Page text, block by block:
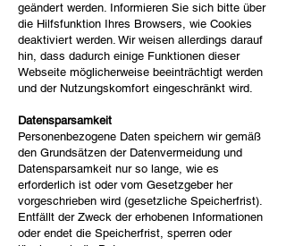
geändert werden. Informieren Sie sich bitte über
die Hilfsfunktion Ihres Browsers, wie Cookies
deaktiviert werden. Wir weisen allerdings darauf
hin, dass dadurch einige Funktionen dieser
Webseite möglicherweise beeinträchtigt werden
und der Nutzungskomfort eingeschränkt wird.
Datensparsamkeit
Personenbezogene Daten speichern wir gemäß
den Grundsätzen der Datenvermeidung und
Datensparsamkeit nur so lange, wie es
erforderlich ist oder vom Gesetzgeber her
vorgeschrieben wird (gesetzliche Speicherfrist).
Entfällt der Zweck der erhobenen Informationen
oder endet die Speicherfrist, sperren oder